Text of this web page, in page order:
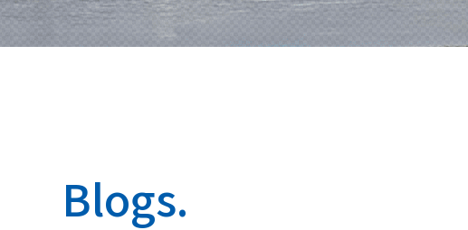
Blogs.